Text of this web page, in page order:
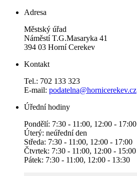
Adresa
Městský úřad
Náměstí T.G.Masaryka 41
394 03 Horní Cerekev
Kontakt
Tel.: 702 133 323
E-mail: podatelna@hornicerekev.cz
Úřední hodiny
Pondělí: 7:30 - 11:00, 12:00 - 17:00
Úterý: neúřední den
Středa: 7:30 - 11:00, 12:00 - 17:00
Čtvrtek: 7:30 - 11:00, 12:00 - 15:00
Pátek: 7:30 - 11:00, 12:00 - 13:30